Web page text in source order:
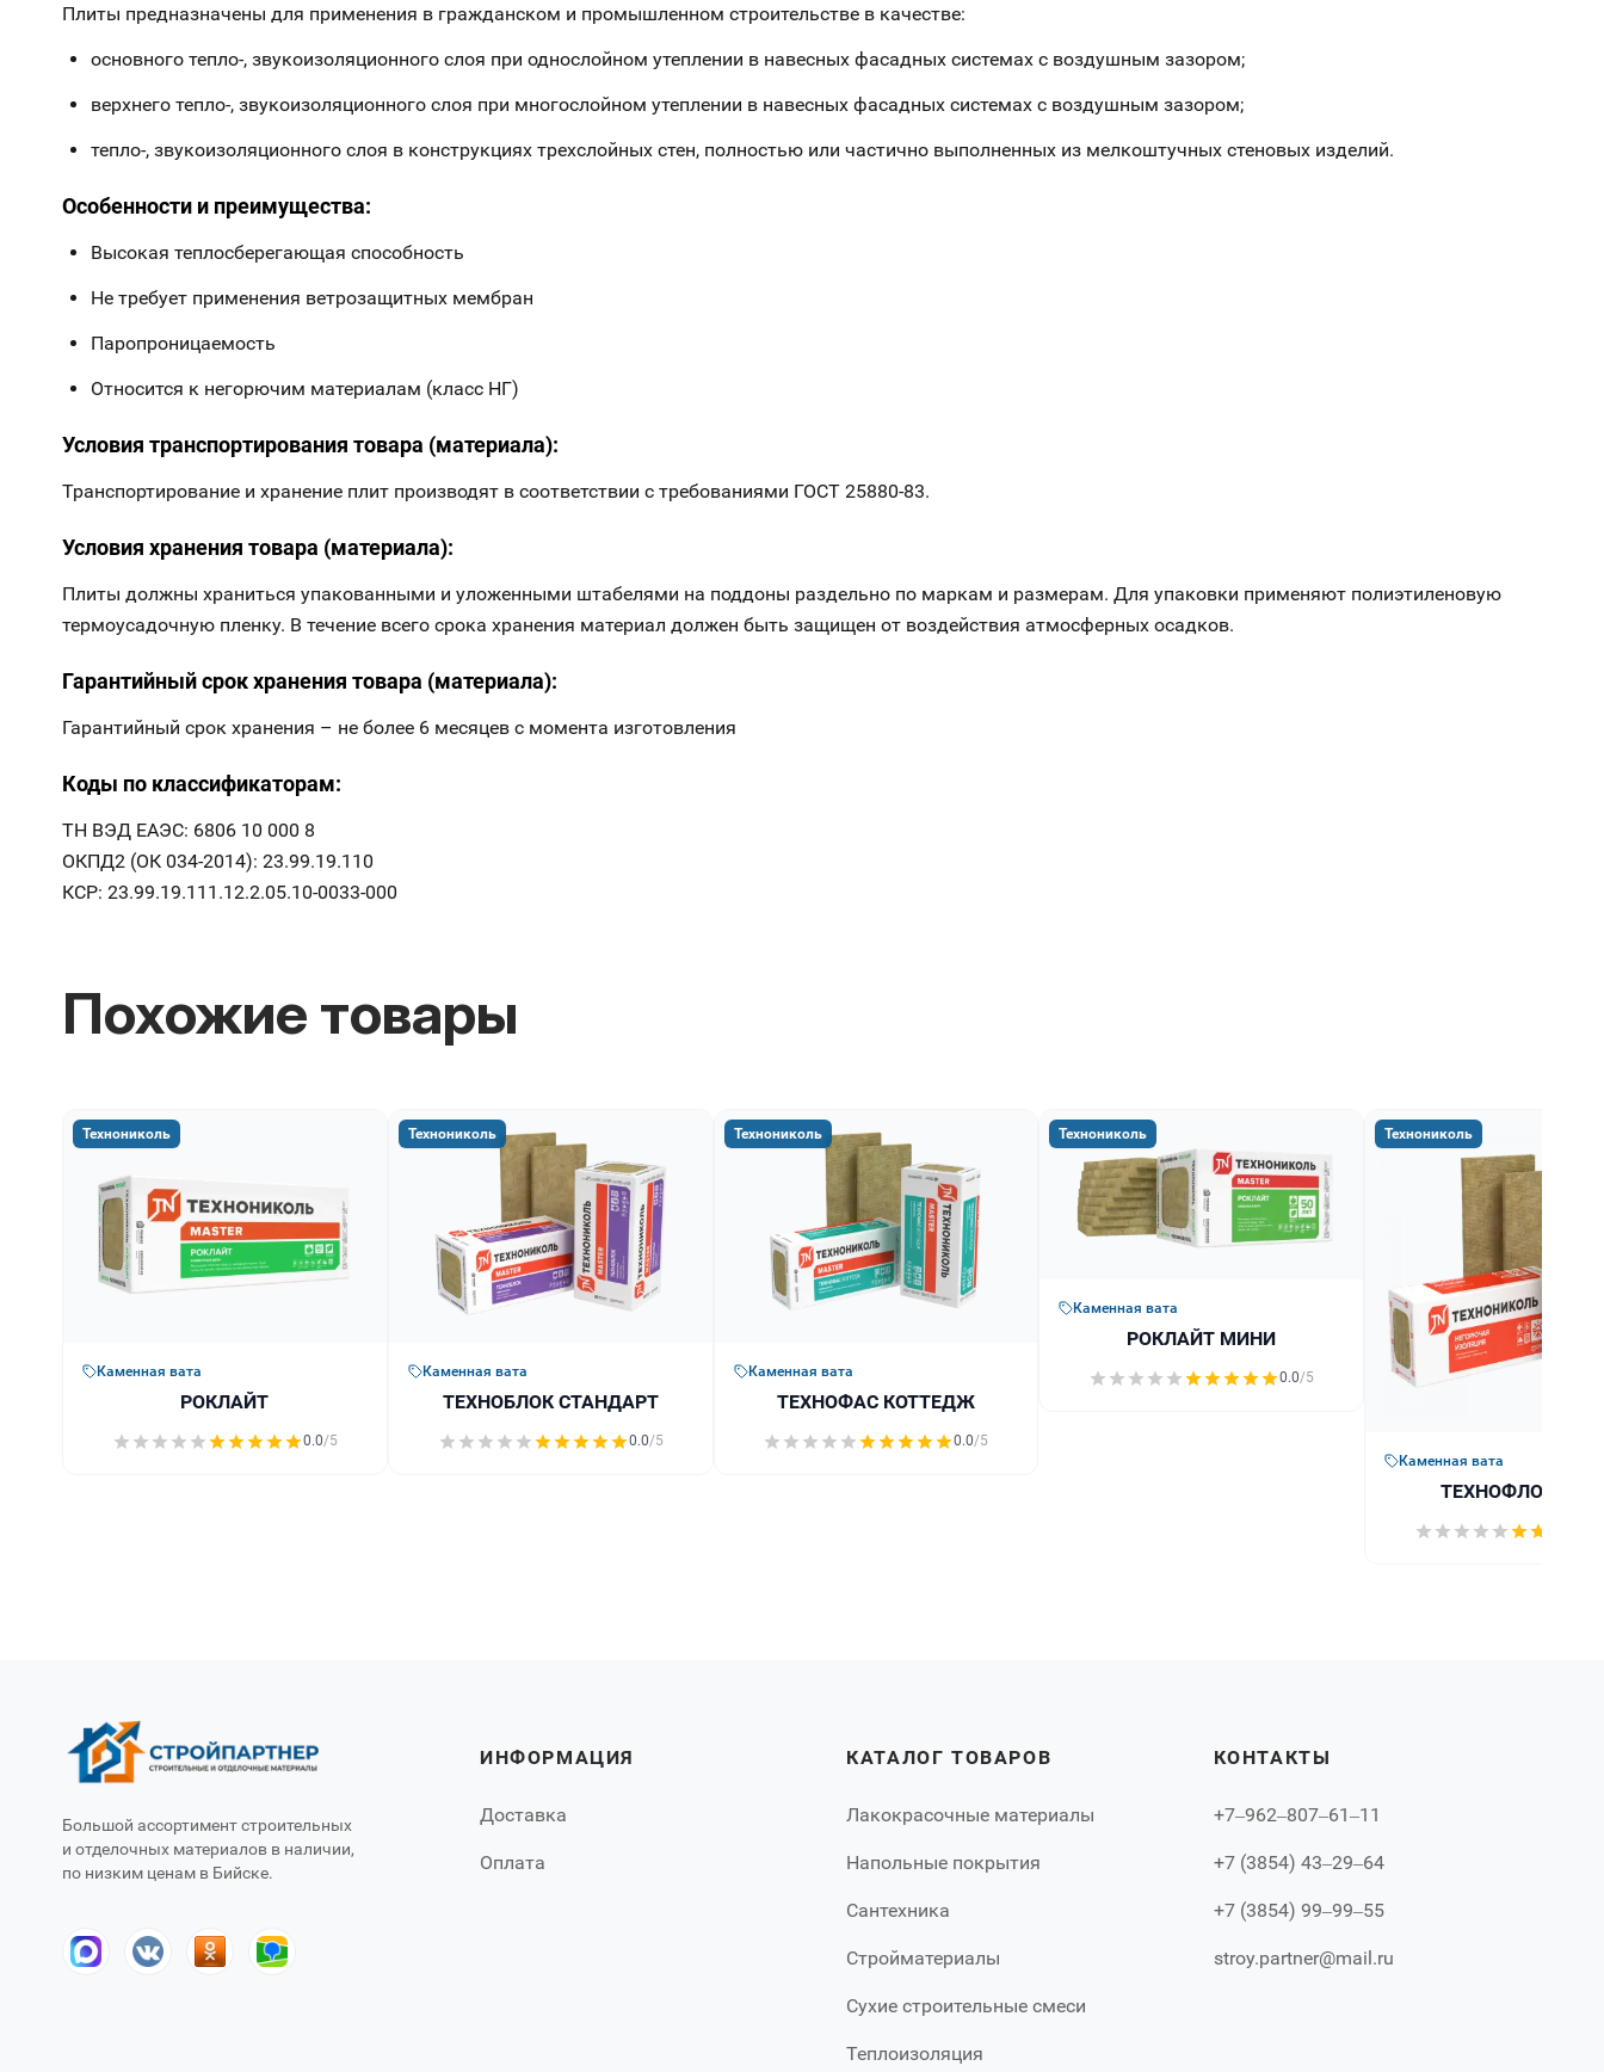
Плиты предназначены для применения в гражданском и промышленном строительстве в качестве:
основного тепло-, звукоизоляционного слоя при однослойном утеплении в навесных фасадных системах с воздушным зазором;
верхнего тепло-, звукоизоляционного слоя при многослойном утеплении в навесных фасадных системах с воздушным зазором;
тепло-, звукоизоляционного слоя в конструкциях трехслойных стен, полностью или частично выполненных из мелкоштучных стеновых изделий.
Особенности и преимущества:
Высокая теплосберегающая способность
Не требует применения ветрозащитных мембран
Паропроницаемость
Относится к негорючим материалам (класс НГ)
Условия транспортирования товара (материала):
Транспортирование и хранение плит производят в соответствии с требованиями ГОСТ 25880-83.
Условия хранения товара (материала):
Плиты должны храниться упакованными и уложенными штабелями на поддоны раздельно по маркам и размерам. Для упаковки применяют полиэтиленовую
термоусадочную пленку. В течение всего срока хранения материал должен быть защищен от воздействия атмосферных осадков.
Гарантийный срок хранения товара (материала):
Гарантийный срок хранения – не более 6 месяцев с момента изготовления
Коды по классификаторам:
ТН ВЭД ЕАЭС: 6806 10 000 8
ОКПД2 (ОК 034-2014): 23.99.19.110
КСР: 23.99.19.111.12.2.05.10-0033-000
Похожие товары
Технониколь
Каменная вата
РОКЛАЙТ
0.0/5
Технониколь
Каменная вата
ТЕХНОБЛОК СТАНДАРТ
0.0/5
Технониколь
Каменная вата
ТЕХНОФАС КОТТЕДЖ
0.0/5
Технониколь
Каменная вата
РОКЛАЙТ МИНИ
0.0/5
Технониколь
Каменная вата
ТЕХНОФЛОР
Большой ассортимент строительных
и отделочных материалов в наличии,
по низким ценам в Бийске.
ИНФОРМАЦИЯ
Доставка
Оплата
КАТАЛОГ ТОВАРОВ
Лакокрасочные материалы
Напольные покрытия
Сантехника
Стройматериалы
Сухие строительные смеси
Теплоизоляция
КОНТАКТЫ
+7‒962‒807‒61‒11
+7 (3854) 43‒29‒64
+7 (3854) 99‒99‒55
stroy.partner@mail.ru